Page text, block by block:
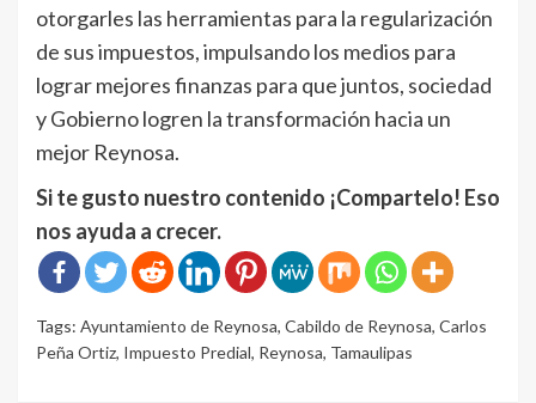
otorgarles las herramientas para la regularización
de sus impuestos, impulsando los medios para
lograr mejores finanzas para que juntos, sociedad
y Gobierno logren la transformación hacia un
mejor Reynosa.
Si te gusto nuestro contenido ¡Compartelo! Eso
nos ayuda a crecer.
Tags: Ayuntamiento de Reynosa, Cabildo de Reynosa, Carlos
Peña Ortiz, Impuesto Predial, Reynosa, Tamaulipas